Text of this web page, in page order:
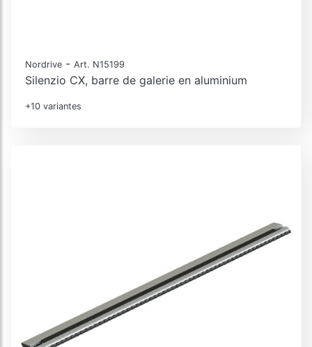
Nordrive - Art. N15199
Silenzio CX, barre de galerie en aluminium
+10 variantes